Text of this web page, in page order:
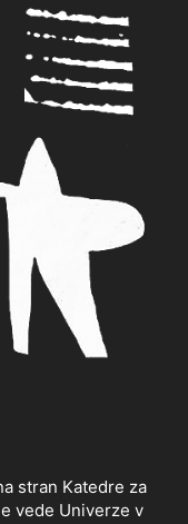
stran Katedre za
vede Univerze v